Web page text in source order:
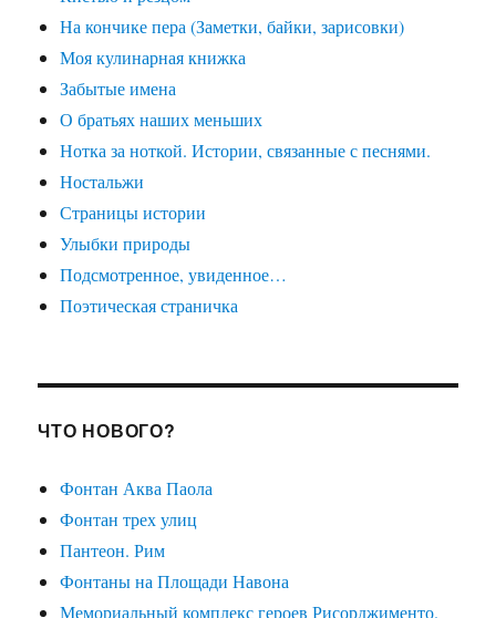
На кончике пера (Заметки, байки, зарисовки)
Моя кулинарная книжка
Забытые имена
О братьях наших меньших
Нотка за ноткой. Истории, связанные с песнями.
Ностальжи
Страницы истории
Улыбки природы
Подсмотренное, увиденное…
Поэтическая страничка
ЧТО НОВОГО?
Фонтан Аква Паола
Фонтан трех улиц
Пантеон. Рим
Фонтаны на Площади Навона
Мемориальный комплекс героев Рисорджименто.